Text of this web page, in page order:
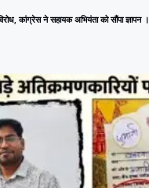
कांग्रेस ने सहायक अभियंता को सौंपा ज्ञापन ।